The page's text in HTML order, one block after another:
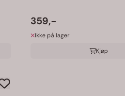
359,-
Ikke på lager
Kjøp